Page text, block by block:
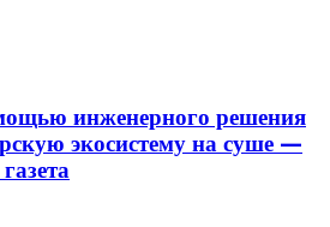
инженерного решения
экосистему на суше —